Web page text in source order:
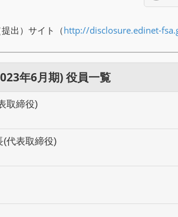
出）サイト（http://disclosure.edinet-
年6月期) 役員一覧
取締役)
(代表取締役)